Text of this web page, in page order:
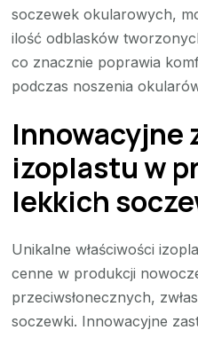
soczewek okularowych,
ilość odblasków
co znacznie poprawia
podczas noszenia
Innowacyjne
izoplastu w
lekkich
Unikalne właściwości
cenne w produkcji
przeciwsłonecznych,
soczewki. Innowacyjne